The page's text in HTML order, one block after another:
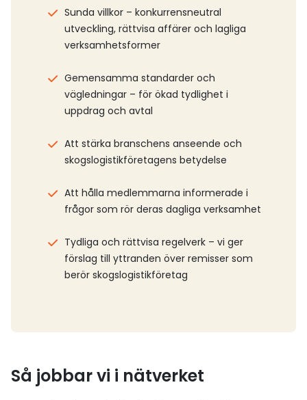
Sunda villkor – konkurrensneutral
utveckling, rättvisa affärer och lagliga
verksamhetsformer
Gemensamma standarder och
vägledningar – för ökad tydlighet i
uppdrag och avtal
Att stärka branschens anseende och
skogslogistikföretagens betydelse
Att hålla medlemmarna informerade i
frågor som rör deras dagliga verksamhet
Tydliga och rättvisa regelverk – vi ger
förslag till yttranden över remisser som
berör skogslogistikföretag
Så jobbar vi i nätverket